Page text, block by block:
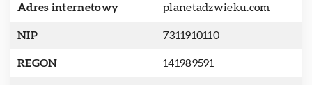
Adres internetowy planetadzwieku.com
NIP 7311910110
REGON 141989591